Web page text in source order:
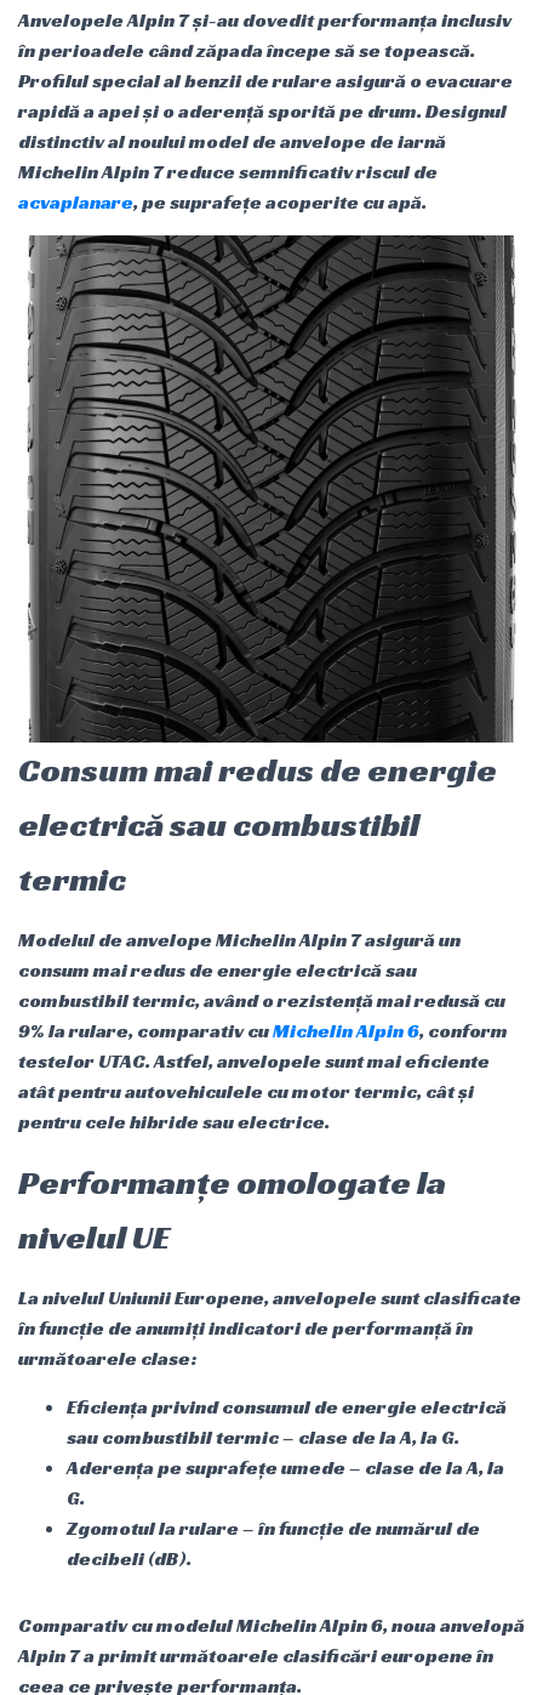
Anvelopele Alpin 7 și-au dovedit performanța inclusiv
în perioadele când zăpada începe să se topească.
Profilul special al benzii de rulare asigură o evacuare
rapidă a apei și o aderență sporită pe drum. Designul
distinctiv al noului model de anvelope de iarnă
Michelin Alpin 7 reduce semnificativ riscul de
acvaplanare, pe suprafețe acoperite cu apă.
Consum mai redus de energie
electrică sau combustibil
termic
Modelul de anvelope Michelin Alpin 7 asigură un
consum mai redus de energie electrică sau
combustibil termic, având o rezistență mai redusă cu
9% la rulare, comparativ cuMichelin Alpin 6, conform
testelor UTAC. Astfel, anvelopele sunt mai eficiente
atât pentru autovehiculele cu motor termic, cât și
pentru cele hibride sau electrice.
Performanțe omologate la
nivelul UE
La nivelul Uniunii Europene, anvelopele sunt clasificate
în funcție de anumiți indicatori de performanță în
următoarele clase:
Eficiența privind consumul de energie electrică
sau combustibil termic – clase de la A, la G.
Aderența pe suprafețe umede – clase de la A, la
G.
Zgomotul la rulare – în funcție de numărul de
decibeli (dB).
Comparativ cu modelul Michelin Alpin 6, noua anvelopă
Alpin 7 a primit următoarele clasificări europene în
ceea ce privește performanța.